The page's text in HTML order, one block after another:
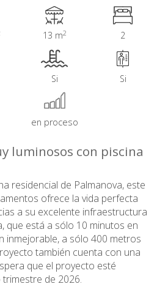
13 m2 2
Si Si
en proceso
luminosos con piscina
residencial de Palmanova, este
ofrece la vida perfecta
a su excelente infraestructura
que está a sólo 10 minutos en
inmejorable, a sólo 400 metros
también cuenta con una
que el proyecto esté
de 2026.